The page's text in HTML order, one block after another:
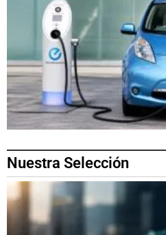
Nuestra Selección